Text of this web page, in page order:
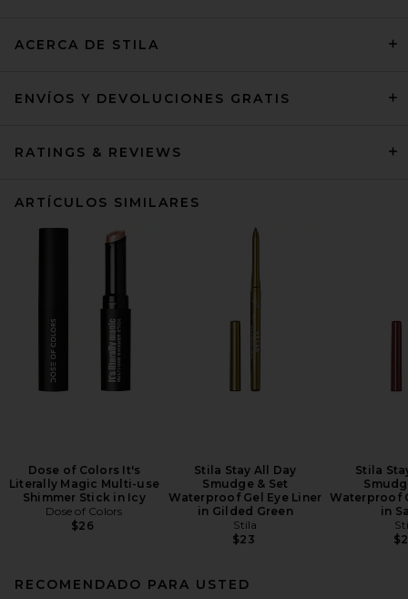
ACERCA DE STILA
ENVÍOS Y DEVOLUCIONES GRATIS
RATINGS & REVIEWS
ARTÍCULOS SIMILARES
Dose of Colors It's
Literally Magic Multi-use
Shimmer Stick in Icy
Dose of Colors
$26
Stila Stay All Day
Smudge & Set
Waterproof Gel Eye Liner
in Gilded Green
Stila
$23
Stila
Waterproof
in
RECOMENDADO PARA USTED